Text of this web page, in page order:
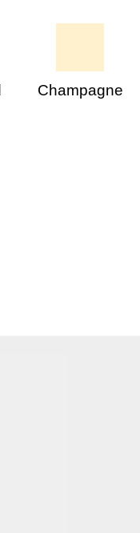
Champagne